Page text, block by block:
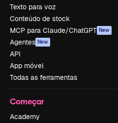
Texto para voz
Conteúdo de stock
MCP para Claude/ChatGPT New
Agentes New
API
App móvel
Todas as ferramentas
Começar
Academy